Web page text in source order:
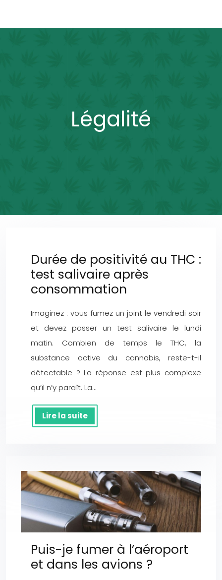
Légalité
Durée de positivité au THC :
test salivaire après
consommation
Imaginez : vous fumez un joint le vendredi soir
et devez passer un test salivaire le lundi
matin. Combien de temps le THC, la
substance active du cannabis, reste-t-il
détectable ? La réponse est plus complexe
qu’il n’y paraît. La…
Lire la suite
Puis-je fumer à l’aéroport
et dans les avions ?